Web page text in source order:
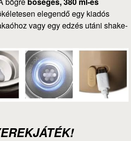
elegendő egy kiadós
vagy egy edzés utáni shake-